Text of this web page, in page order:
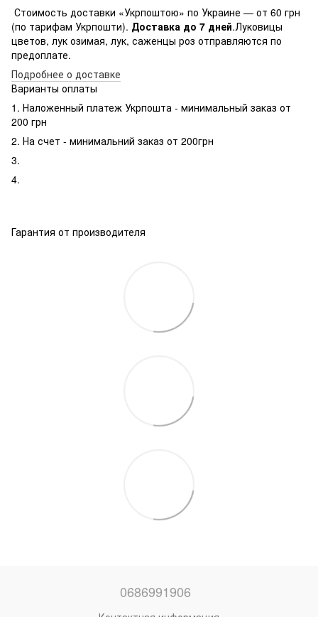
Стоимость доставки «Укрпоштою» по Украине — от 60 грн
(по тарифам Укрпошти). Доставка до 7 дней.Луковицы
цветов, лук озимая, лук, саженцы роз отправляются по
предоплате.
Подробнее о доставке
Варианты оплаты
1. Наложенный платеж Укрпошта - минимальный заказ от
200 грн
2. На счет - минимальний заказ от 200грн
3.
4.
Гарантия от производителя
0686991906